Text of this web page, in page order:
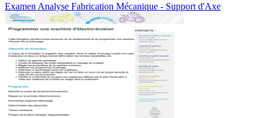
Examen Analyse Fabrication Mécanique - Support d'Axe